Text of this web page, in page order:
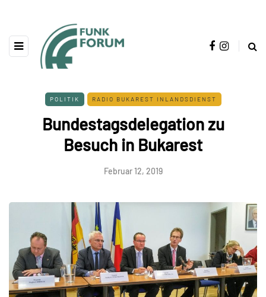
POLITIK RADIO BUKAREST INLANDSDIENST
Bundestagsdelegation zu
Besuch in Bukarest
Februar 12, 2019